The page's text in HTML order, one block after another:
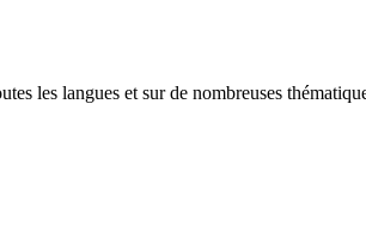
les langues et sur de nombreuses